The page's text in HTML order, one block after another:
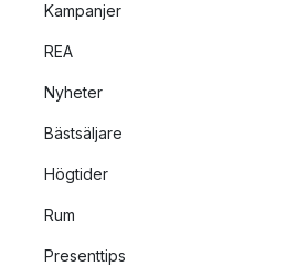
Kampanjer
REA
Nyheter
Bästsäljare
Högtider
Rum
Presenttips